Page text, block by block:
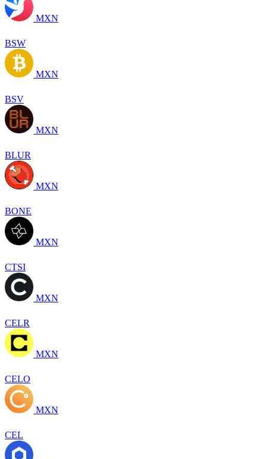
MXN
BSW
MXN
BSV
MXN
BLUR
MXN
BONE
MXN
CTSI
MXN
CELR
MXN
CELO
MXN
CEL